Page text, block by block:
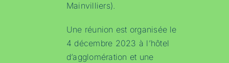
Mainvilliers).
Une réunion est organisée le
4 décembre 2023 à l’hôtel
d’agglomération et une